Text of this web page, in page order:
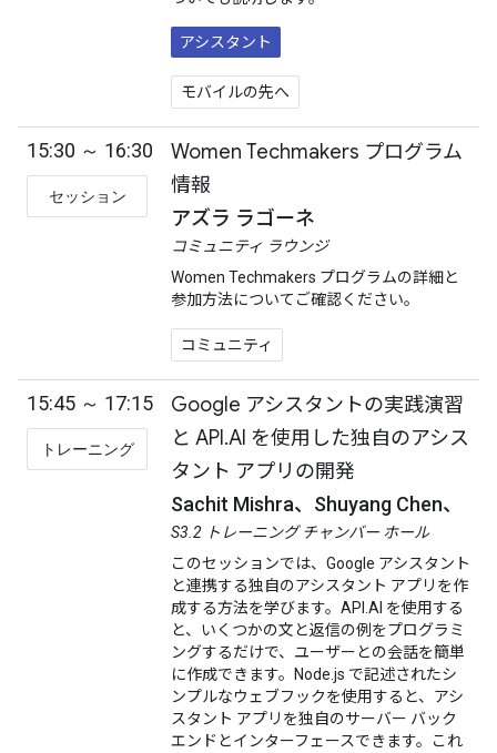
アシスタント
モバイルの先へ
15:30 ～ 16:30
セッション
Women Techmakers プログラム
情報
アズラ ラゴーネ
コミュニティ ラウンジ
Women Techmakers プログラムの詳細と
参加方法についてご確認ください。
コミュニティ
15:45 ～ 17:15
トレーニング
Google アシスタントの実践演習
と API.AI を使用した独自のアシス
タント アプリの開発
Sachit Mishra、Shuyang Chen、
S3.2 トレーニング チャンバー ホール
このセッションでは、Google アシスタント
と連携する独自のアシスタント アプリを作
成する方法を学びます。API.AI を使用する
と、いくつかの文と返信の例をプログラミ
ングするだけで、ユーザーとの会話を簡単
に作成できます。Node.js で記述されたシ
ンプルなウェブフックを使用すると、アシ
スタント アプリを独自のサーバー バック
エンドとインターフェースできます。これ